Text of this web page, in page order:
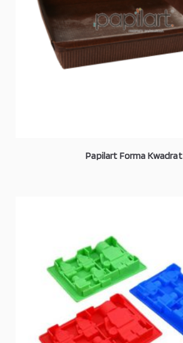
Papilart Forma Kwadrat